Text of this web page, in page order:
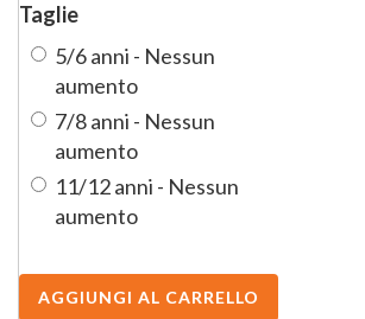
Taglie
5/6 anni - Nessun
aumento
7/8 anni - Nessun
aumento
11/12 anni - Nessun
aumento